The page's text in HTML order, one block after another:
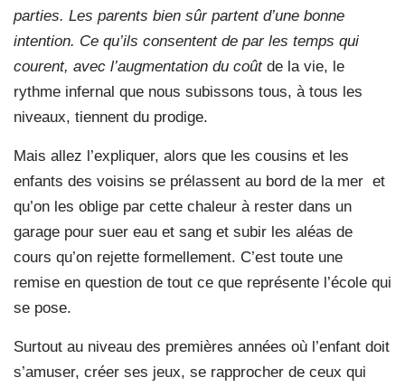
parties. Les parents bien sûr partent d’une bonne
intention. Ce qu’ils consentent de par les temps qui
courent, avec l’augmentation du coûtde la vie, le
rythme infernal que nous subissons tous, à tous les
niveaux, tiennent du prodige.
Mais allez l’expliquer, alors que les cousins et les
enfants des voisins se prélassent au bord de la mer et
qu’on les oblige par cette chaleur à rester dans un
garage pour suer eau et sang et subir les aléas de
cours qu’on rejette formellement. C’est toute une
remise en question de tout ce que représente l’école qui
se pose.
Surtout au niveau des premières années où l’enfant doit
s’amuser, créer ses jeux, se rapprocher de ceux qui